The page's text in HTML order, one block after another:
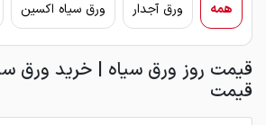
همه ورق آجدار ورق سیاه اکسین
قیمت روز ورق سیاه | خرید ورق
قیمت